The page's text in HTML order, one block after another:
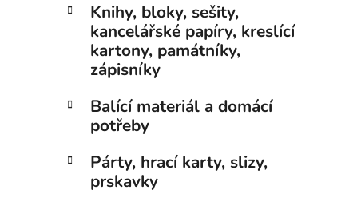
Knihy, bloky, sešity,
kancelářské papíry, kreslící
kartony, památníky,
zápisníky
Balící materiál a domácí
potřeby
Párty, hrací karty, slizy,
prskavky